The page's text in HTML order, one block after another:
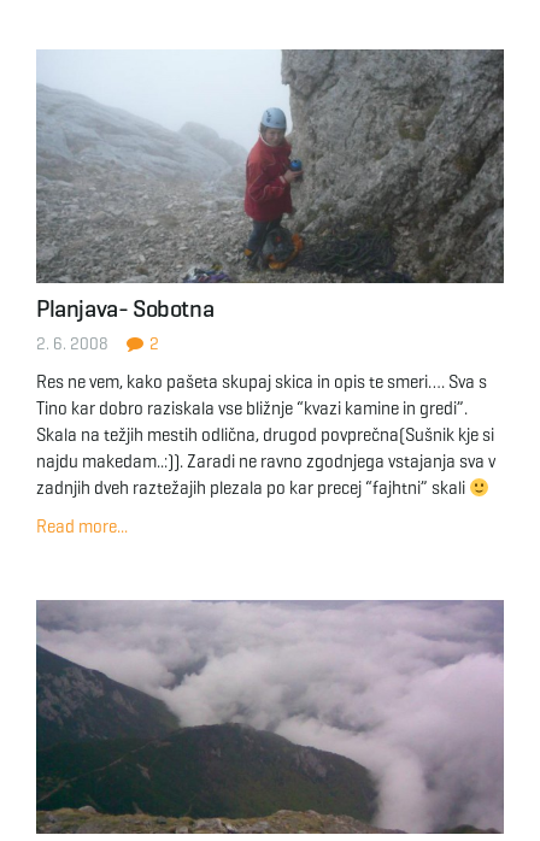
Planjava- Sobotna
2. 6. 2008 2
Res ne vem, kako pašeta skupaj skica in opis te smeri…. Sva s
Tino kar dobro raziskala vse bližnje “kvazi kamine in gredi”.
Skala na težjih mestih odlična, drugod povprečna(Sušnik kje si
najdu makedam..:)). Zaradi ne ravno zgodnjega vstajanja sva v
zadnjih dveh raztežajih plezala po kar precej “fajhtni” skali
Read more...